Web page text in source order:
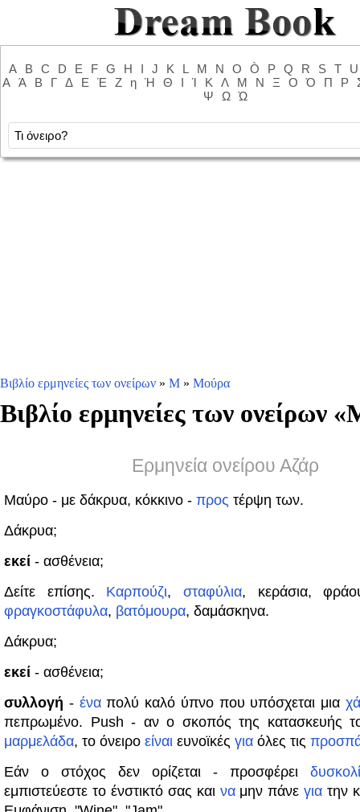
A B C D E F G H I J K L M N O Ò P Q R S T
U
Α Ά Β Γ Δ Ε Έ Ζ η Ή Θ Ι Ί Κ Λ Μ Ν Ξ Ο Ό Π Ρ
Ψ
Ω Ώ
Βιβλίο ερμηνείες των ονείρων » Μ » Μούρα
Βιβλίο ερμηνείες των ονείρων «
Ερμηνεία ονείρου Αζάρ
Μαύρο - με δάκρυα, κόκκινο - προς τέρψη των.
Δάκρυα;
εκεί - ασθένεια;
Δείτε επίσης. Καρπούζι,σταφύλια, κεράσια,
φραγκοστάφυλα, βατόμουρα, δαμάσκηνα.
Δάκρυα;
εκεί - ασθένεια;
συλλογή - έναπολύ καλό ύπνο που υπόσχεται μια
πεπρωμένο. Push - αν ο σκοπός της κατασκευής
μαρμελάδα, το όνειρο είναι ευνοϊκές για όλες τις
Εάν ο στόχος δεν ορίζεται - προσφέρει
εμπιστεύεστε το ένστικτό σας και ναμην πάνεγια την